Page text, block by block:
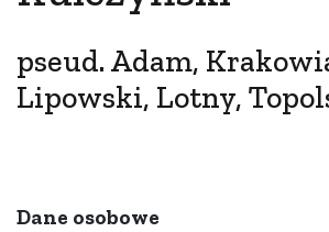
pseud. Adam,
Lipowski, Lotny,
Dane osobowe